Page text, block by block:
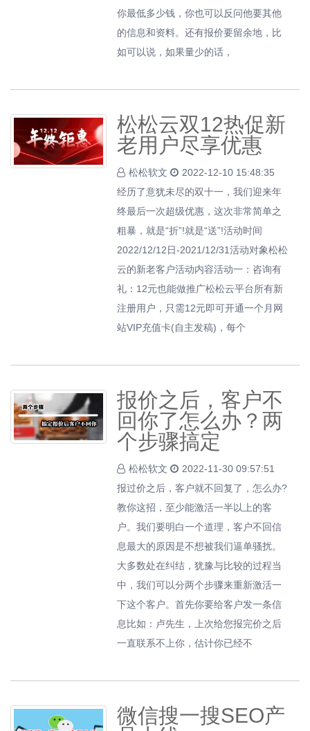
你最低多少钱，你也可以反问他要其他
的信息和资料。还有报价要留余地，比
如可以说，如果量少的话，
松松云双12热促新
老用户尽享优惠
松松软文
2022-12-10 15:48:35
经历了意犹未尽的双十一，我们迎来年
终最后一次超级优惠，这次非常简单之
粗暴，就是“折”!就是“送”!活动时间
2022/12/12日-2021/12/31活动对象松松
云的新老客户活动内容活动一：咨询有
礼：12元也能做推广松松云平台所有新
注册用户，只需12元即可开通一个月网
站VIP充值卡(自主发稿)，每个
报价之后，客户不
回你了怎么办？两
个步骤搞定
松松软文
2022-11-30 09:57:51
报过价之后，客户就不回复了，怎么办?
教你这招，至少能激活一半以上的客
户。我们要明白一个道理，客户不回信
息最大的原因是不想被我们逼单骚扰。
大多数处在纠结，犹豫与比较的过程当
中，我们可以分两个步骤来重新激活一
下这个客户。首先你要给客户发一条信
息比如：卢先生，上次给您报完价之后
一直联系不上你，估计你已经不
微信搜一搜SEO产